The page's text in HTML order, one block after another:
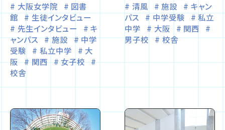
大阪女学院
図書
館
生徒インタビュー
先生インタビュー
キ
ャンパス
施設
中学
受験
私立中学
大
阪
関西
女子校
校舎
清風 施設
キャン
パス
中学受験
私立
中学
大阪
関西
男子校
校舎